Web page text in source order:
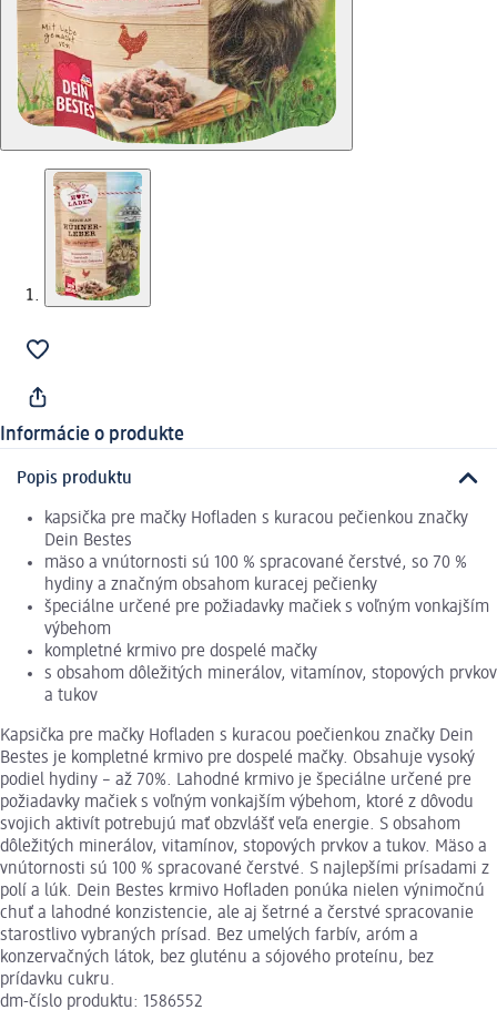
Informácie o produkte
Popis produktu
kapsička pre mačky Hofladen s kuracou pečienkou značky
Dein Bestes
mäso a vnútornosti sú 100 % spracované čerstvé, so 70 %
hydiny a značným obsahom kuracej pečienky
špeciálne určené pre požiadavky mačiek s voľným vonkajším
výbehom
kompletné krmivo pre dospelé mačky
s obsahom dôležitých minerálov, vitamínov, stopových prvkov
a tukov
Kapsička pre mačky Hofladen s kuracou poečienkou značky Dein
Bestes je kompletné krmivo pre dospelé mačky. Obsahuje vysoký
podiel hydiny – až 70%. Lahodné krmivo je špeciálne určené pre
požiadavky mačiek s voľným vonkajším výbehom, ktoré z dôvodu
svojich aktivít potrebujú mať obzvlášť veľa energie. S obsahom
dôležitých minerálov, vitamínov, stopových prvkov a tukov. Mäso a
vnútornosti sú 100 % spracované čerstvé. S najlepšími prísadami z
polí a lúk. Dein Bestes krmivo Hofladen ponúka nielen výnimočnú
chuť a lahodné konzistencie, ale aj šetrné a čerstvé spracovanie
starostlivo vybraných prísad. Bez umelých farbív, aróm a
konzervačných látok, bez gluténu a sójového proteínu, bez
prídavku cukru.
dm-číslo produktu: 1586552